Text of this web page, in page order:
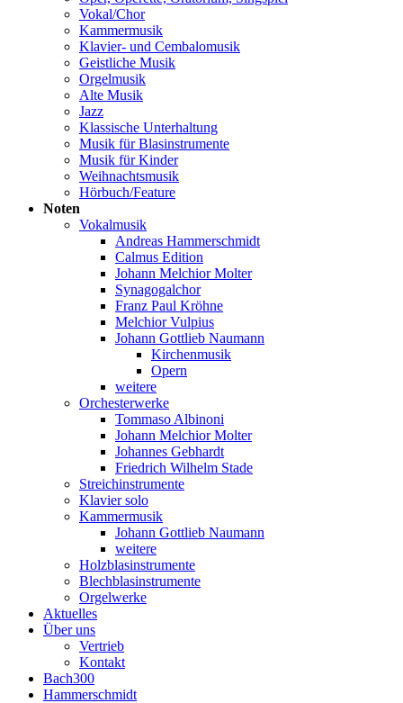
Vokal/Chor
Kammermusik
Klavier- und Cembalomusik
Geistliche Musik
Orgelmusik
Alte Musik
Jazz
Klassische Unterhaltung
Musik für Blasinstrumente
Musik für Kinder
Weihnachtsmusik
Hörbuch/Feature
Noten
Vokalmusik
Andreas Hammerschmidt
Calmus Edition
Johann Melchior Molter
Synagogalchor
Franz Paul Kröhne
Melchior Vulpius
Johann Gottlieb Naumann
Kirchenmusik
Opern
weitere
Orchesterwerke
Tommaso Albinoni
Johann Melchior Molter
Johannes Gebhardt
Friedrich Wilhelm Stade
Streichinstrumente
Klavier solo
Kammermusik
Johann Gottlieb Naumann
weitere
Holzblasinstrumente
Blechblasinstrumente
Orgelwerke
Aktuelles
Über uns
Vertrieb
Kontakt
Bach300
Hammerschmidt